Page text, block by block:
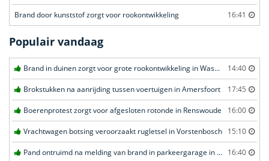
Brand door kunststof zorgt voor rookontwikkeling 16:41
Populair vandaag
Brand in duinen zorgt voor grote rookontwikkeling in Wassenaar 14:40
Brokstukken na aanrijding tussen voertuigen in Amersfoort 17:45
Boerenprotest zorgt voor afgesloten rotonde in Renswoude 16:00
Vrachtwagen botsing veroorzaakt rugletsel in Vorstenbosch 15:10
Pand ontruimd na melding van brand in parkeergarage in Leeuwarden 16:40